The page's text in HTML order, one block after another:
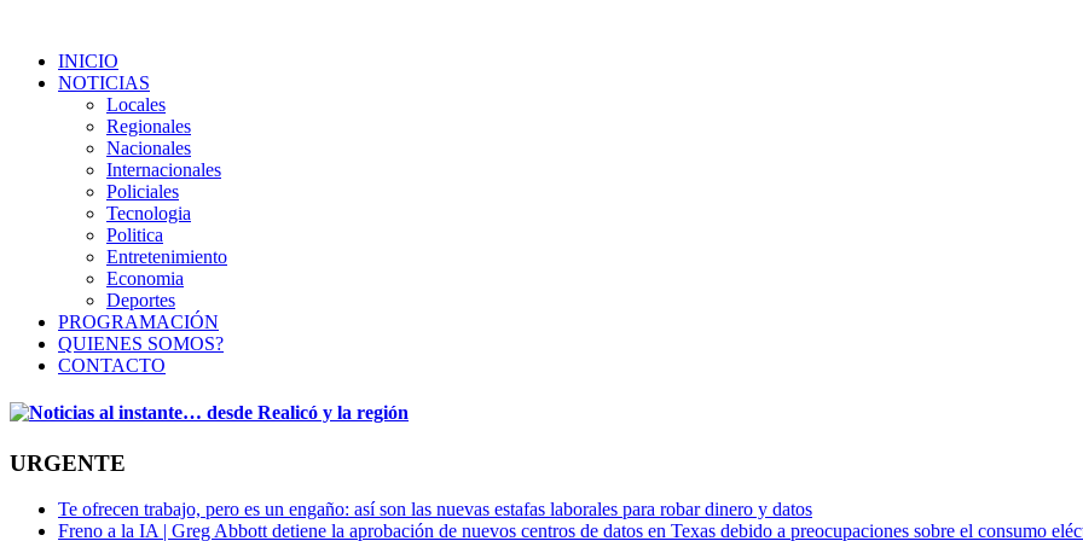
INICIO
NOTICIAS
Locales
Regionales
Nacionales
Internacionales
Policiales
Tecnologia
Politica
Entretenimiento
Economia
Deportes
PROGRAMACIÓN
QUIENES SOMOS?
CONTACTO
URGENTE
Te ofrecen trabajo, pero es un engaño: así son las nuevas estafas laborales para robar dinero y datos
Freno a la IA | Greg Abbott detiene la aprobación de nuevos centros de datos en Texas debido a preocupaciones sobre el consumo